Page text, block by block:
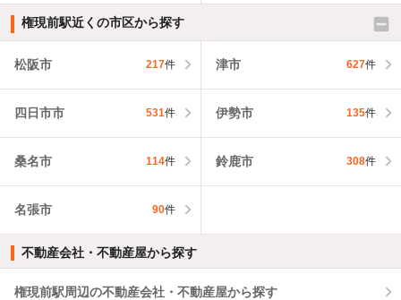
権現前駅近くの市区から探す
松阪市 217件 津市 627件
四日市市 531件 伊勢市 135件
桑名市 114件 鈴鹿市 308件
名張市 90件
不動産会社・不動産屋から探す
権現前駅周辺の不動産会社・不動産屋から探す